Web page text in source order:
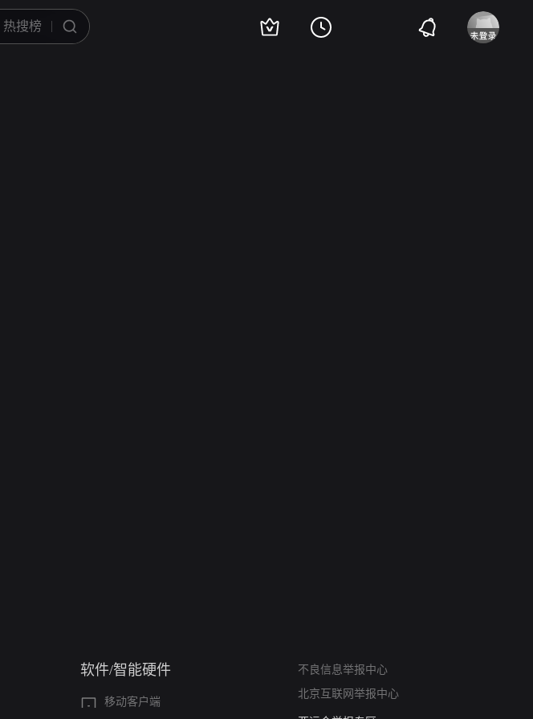
软件/智能硬件
移动客户端
不良信息举报中心
北京互联网举报中心
算法推荐专项举报